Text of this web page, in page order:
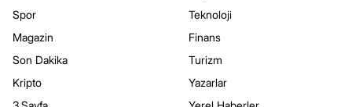
Spor
Magazin
Son Dakika
Kripto
Teknoloji
Finans
Turizm
Yazarlar